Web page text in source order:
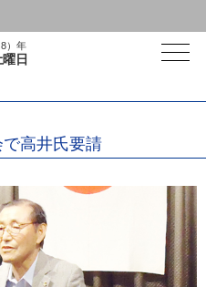
）年
日
高井氏要請